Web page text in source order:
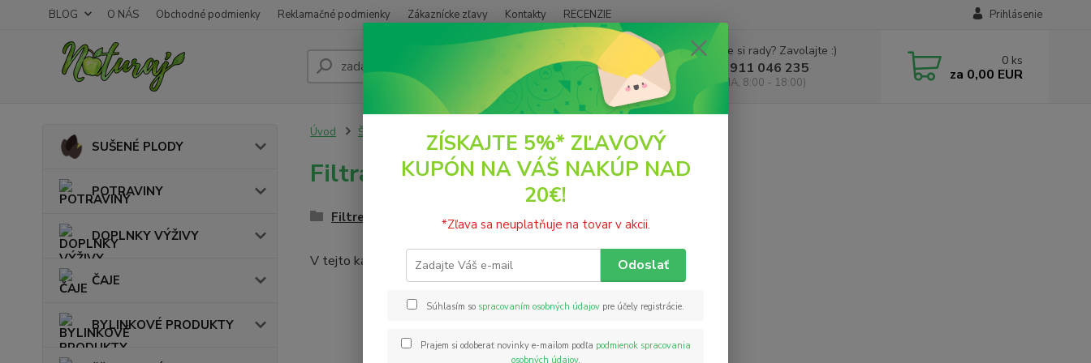
BLOG O NÁS Obchodné podmienky Reklamačné podmienky Zákaznícke zľavy Kontakty RECENZIE Prihlásenie
Hľadať
Neviete si rady? Zavolajte :)
+421 911 046 235
(PO - PIA, 8:00 - 18:00)
0 ks
za 0,00 EUR
SUŠENÉ PLODY
POTRAVINY
DOPLNKY VÝŽIVY
ČAJE
BYLINKOVÉ PRODUKTY
Úvod ŠŤAVY A NÁPOJE Prístroje a Príslušenstvo Filtračné kanvice
Filtračné kanvice
Filtre
V tejto kategórii nebol nájdený žiadny tovar.
ZÍSKAJTE 5%* ZĽAVOVÝ
KUPÓN NA VÁŠ NAKÚP NAD
20€!
*Zľava sa neuplatňuje na tovar v akcii.
Odoslať
Súhlasím so spracovaním osobných údajov pre účely registrácie.
Prajem si odoberať novinky e-mailom podľa podmienok spracovania
osobných údajov.